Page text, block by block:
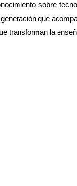
sobre
que
transforman la